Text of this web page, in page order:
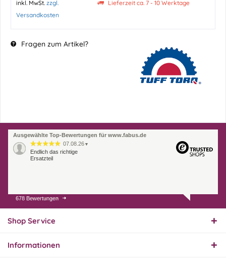
inkl. MwSt. zzgl.
Versandkosten
Lieferzeit ca. 7 - 10 Werktage
Fragen zum Artikel?
Ausgewählte Top-Bewertungen für www.fabus.de
07.08.26 ▼
Endlich das richtige
Ersatzteil
01.08.26
Innerhalb 2 Tagen Ware
678 Bewertungen
Shop Service
Informationen